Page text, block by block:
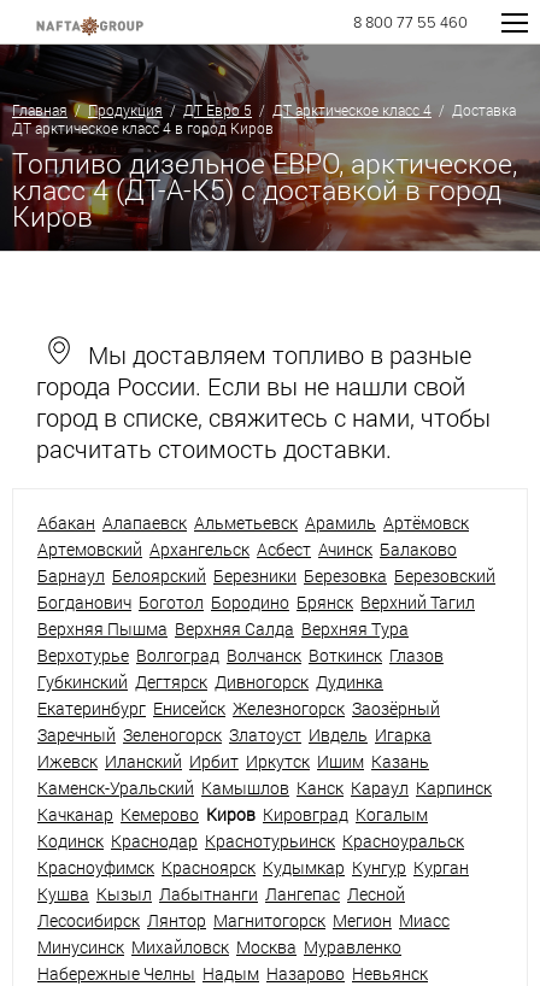
8 800 77 55 460
Главная/Продукция/ДТ Евро 5 / ДТ арктическое класс 4 / Доставка
ДТ арктическое класс 4 в город Киров
Топливо дизельное ЕВРО, арктическое,
класс 4 (ДТ-А-К5) с доставкой в город
Киров
Мы доставляем топливо в разные
города России. Если вы не нашли свой
город в списке, свяжитесь с нами, чтобы
расчитать стоимость доставки.
Абакан Алапаевск Альметьевск Арамиль Артёмовск
Артемовский Архангельск Асбест Ачинск Балаково
Барнаул Белоярский Березники Березовка Березовский
Богданович Боготол Бородино Брянск Верхний Тагил
Верхняя Пышма Верхняя Салда Верхняя Тура
Верхотурье Волгоград Волчанск Воткинск Глазов
Губкинский Дегтярск Дивногорск Дудинка
Екатеринбург Енисейск Железногорск Заозёрный
Заречный Зеленогорск Златоуст Ивдель Игарка
Ижевск Иланский Ирбит Иркутск Ишим Казань
Каменск-Уральский Камышлов Канск Караул Карпинск
Качканар Кемерово Киров Кировград Когалым
Кодинск Краснодар Краснотурьинск Красноуральск
Красноуфимск Красноярск Кудымкар Кунгур Курган
Кушва Кызыл Лабытнанги Лангепас Лесной
Лесосибирск Лянтор Магнитогорск Мегион Миасс
Минусинск Михайловск Москва Муравленко
Набережные Челны Надым Назарово Невьянск